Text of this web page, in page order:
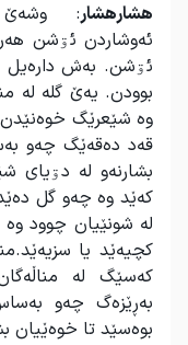
هشارهشار: وشهێ
ئهوشاردن ئۊشن هه
ئۊشن. بهش دارهیل
بوودن. یهێ گلە له
وه شێعرێگ خوەنێدن
قهد دهقهێگ چهو به
بشارنهو له دۊیای
کهێد وه چهو گل ده
له شونێیان چوود وه
کچیهێد یا سزیه
کهسێگ له مناڵه
بهڕێزهگ چهو به
بوهسێد تا خوهێیان